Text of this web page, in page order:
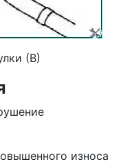
(В)
износа